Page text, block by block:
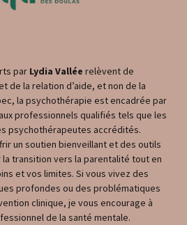
par Lydia Vallée relèvent de
de la relation d’aide, et non de la
la psychothérapie est encadrée par
professionnels qualifiés tels que les
psychothérapeutes accrédités.
un soutien bienveillant et des outils
transition vers la parentalité tout en
et vos limites. Si vous vivez des
profondes ou des problématiques
clinique, je vous encourage à
de la santé mentale.